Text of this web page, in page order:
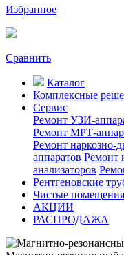
Избранное
Сравнить
Каталог
Комплексные
Сервис
Ремонт УЗИ-
Ремонт МРТ-
Ремонт наркозно-
аппаратов Ремонт
анализаторов
Рентгеновские
Чистые помещения
АКЦИИ
РАСПРОДАЖА